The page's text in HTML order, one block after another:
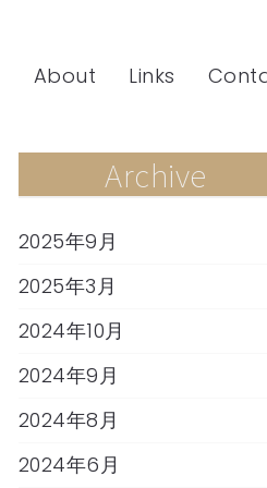
About Links
Archive
2025年9月
2025年3月
2024年10月
2024年9月
2024年8月
2024年6月